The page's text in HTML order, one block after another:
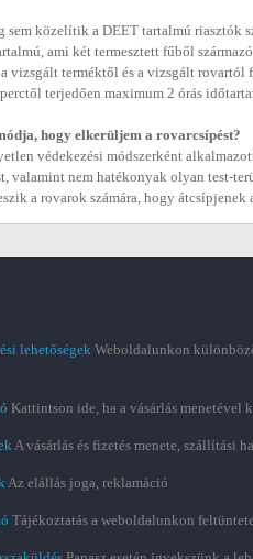
közelítik a DEET tartalmú riasztók
ami két termesztett fűből
vizsgált terméktől és a vizsgált rovartól
terjedően maximum 2 órás
hogy elkerüljem a rovarcsípést?
védekezési módszerként
valamint nem hatékonyak olyan test-
a rovarok számára, hogy átcsípjenek
lehetőségek Weboldalunkon
Kattintson ide, ha a vásárlás menetével
A vásárlás és fizetés menete, szállítási
Az elállás joga, reklamáció
Tájékoztatás a weboldalunkon